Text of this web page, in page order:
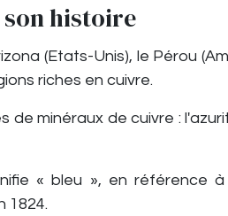
son histoire
(Etats-Unis), le Pérou
riches en cuivre.
de minéraux de cuivre :
« bleu », en référence
1824.